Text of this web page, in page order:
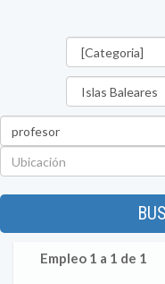
Empleo 1 a 1 de 1